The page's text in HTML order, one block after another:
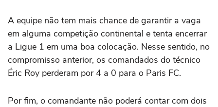
A equipe não tem mais chance de garantir a vaga
em alguma competição continental e tenta encerrar
a Ligue 1 em uma boa colocação. Nesse sentido, no
compromisso anterior, os comandados do técnico
Éric Roy perderam por 4 a 0 para o Paris FC.
Por fim, o comandante não poderá contar com dois